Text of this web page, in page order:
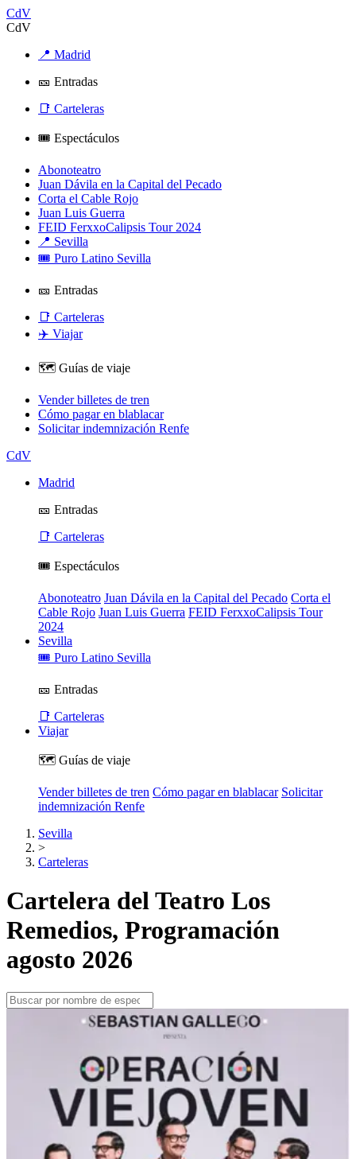
CdV
CdV
📍 Madrid
🎫 Entradas
📑 Carteleras
🎟️ Espectáculos
Abonoteatro
Juan Dávila en la Capital del Pecado
Corta el Cable Rojo
Juan Luis Guerra
FEID FerxxoCalipsis Tour 2024
📍 Sevilla
🎟️ Puro Latino Sevilla
🎫 Entradas
📑 Carteleras
✈️ Viajar
🗺️ Guías de viaje
Vender billetes de tren
Cómo pagar en blablacar
Solicitar indemnización Renfe
CdV
Madrid
🎫 Entradas
📑 Carteleras
🎟️ Espectáculos
Abonoteatro Juan Dávila en la Capital del Pecado Corta el
Cable Rojo Juan Luis Guerra FEID FerxxoCalipsis Tour
2024
Sevilla
🎟️ Puro Latino Sevilla
🎫 Entradas
📑 Carteleras
Viajar
🗺️ Guías de viaje
Vender billetes de tren Cómo pagar en blablacar Solicitar
indemnización Renfe
Sevilla
>
Carteleras
Cartelera del Teatro Los
Remedios, Programación
agosto 2026